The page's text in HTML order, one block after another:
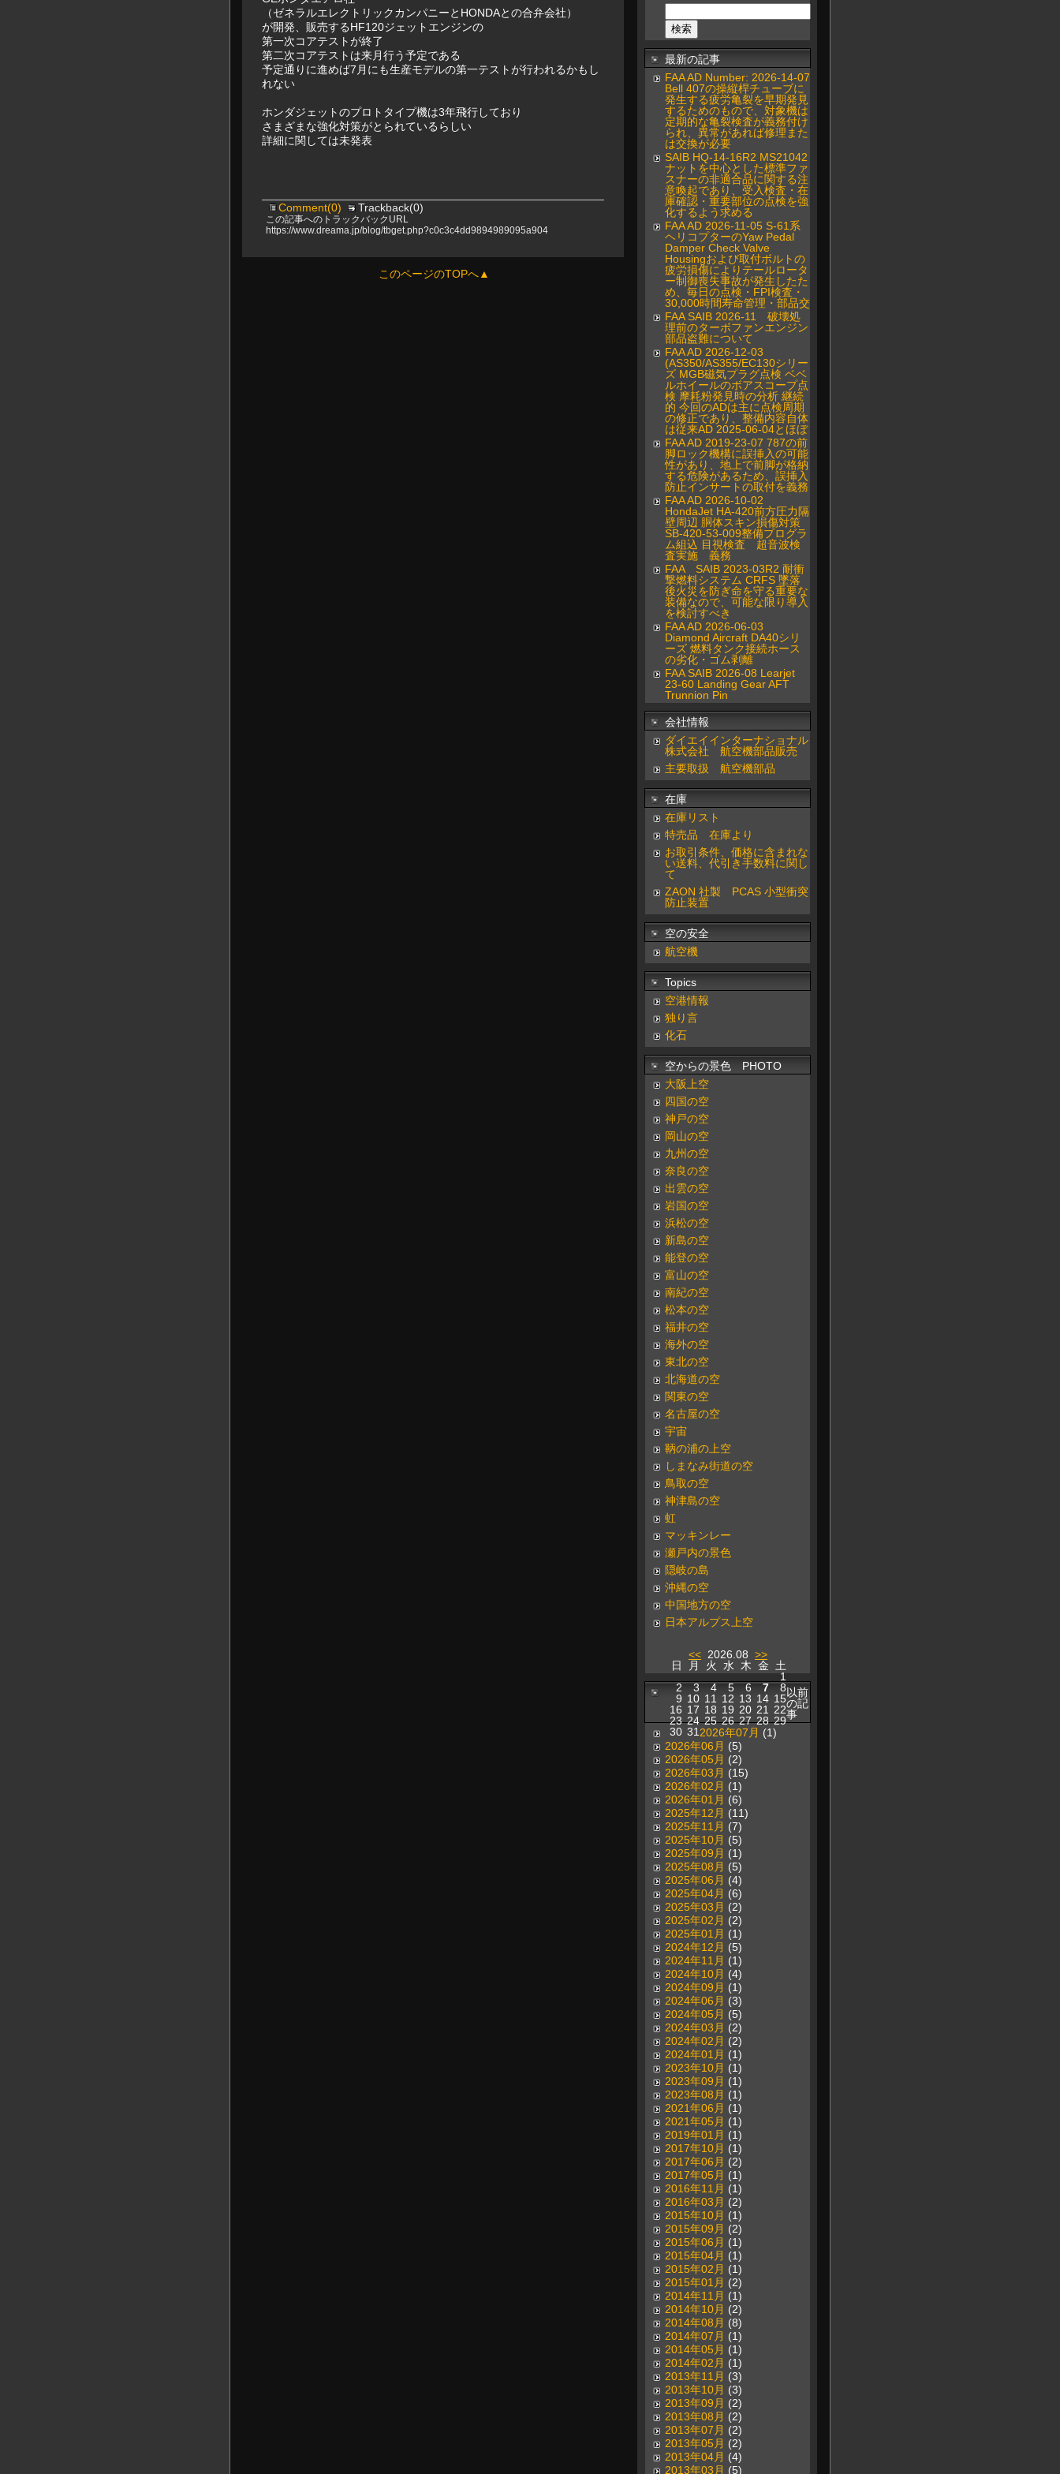
（ゼネラルエレクトリックカンパニーとHONDAとの合弁会社）
が開発、販売するHF120ジェットエンジンの
第一次コアテストが終了
第二次コアテストは来月行う予定である
予定通りに進めば7月にも生産モデルの第一テストが行われるかもし
れない
ホンダジェットのプロトタイプ機は3年飛行しており
さまざまな強化対策がとられているらしい
詳細に関しては未発表
Comment(0) Trackback(0)
この記事へのトラックバックURL
https://www.dreama.jp/blog/tbget.php?c0c3c4dd9894989095a904
このページのTOPへ▲
最新の記事
FAA AD Number: 2026-14-07
Bell 407の操縦桿チューブに
発生する疲労亀裂を早期発見
するためのもので、対象機は
定期的な亀裂検査が義務付け
られ、異常があれば修理また
は交換が必要
SAIB HQ-14-16R2 MS21042
ナットを中心とした標準ファ
スナーの非適合品に関する注
意喚起であり、受入検査・在
庫確認・重要部位の点検を強
化するよう求める
FAA AD 2026-11-05 S-61系
ヘリコプターのYaw Pedal
Damper Check Valve
Housingおよび取付ボルトの
疲労損傷によりテールロータ
ー制御喪失事故が発生したた
め、毎日の点検・FPI検査・
30,000時間寿命管理・部品交
FAA SAIB 2026-11 破壊処
理前のターボファンエンジン
部品盗難について
FAA AD 2026-12-03
(AS350/AS355/EC130シリー
ズ MGB磁気プラグ点検 ベベ
ルホイールのボアスコープ点
検 摩耗粉発見時の分析 継続
的 今回のADは主に点検周期
の修正であり、整備内容自体
は従来AD 2025-06-04とほぼ
FAA AD 2019-23-07 787の前
脚ロック機構に誤挿入の可能
性があり、地上で前脚が格納
する危険があるため、誤挿入
防止インサートの取付を義務
FAA AD 2026-10-02
HondaJet HA-420前方圧力隔
壁周辺 胴体スキン損傷対策
SB-420-53-009整備プログラ
ム組込 目視検査 超音波検
査実施 義務
FAA SAIB 2023-03R2 耐衝
撃燃料システム CRFS 墜落
後火災を防ぎ命を守る重要な
装備なので、可能な限り導入
を検討すべき
FAA AD 2026-06-03
Diamond Aircraft DA40シリ
ーズ 燃料タンク接続ホース
の劣化・ゴム剥離
FAA SAIB 2026-08 Learjet
23-60 Landing Gear AFT
Trunnion Pin
会社情報
ダイエイインターナショナル
株式会社 航空機部品販売
主要取扱 航空機部品
在庫
在庫リスト
特売品 在庫より
お取引条件、価格に含まれな
い送料、代引き手数料に関し
て
ZAON 社製 PCAS 小型衝突
防止装置
空の安全
航空機
Topics
空港情報
独り言
化石
空からの景色 PHOTO
大阪上空
四国の空
神戸の空
岡山の空
九州の空
奈良の空
出雲の空
岩国の空
浜松の空
新島の空
能登の空
富山の空
南紀の空
松本の空
福井の空
海外の空
東北の空
北海道の空
関東の空
名古屋の空
宇宙
鞆の浦の上空
しまなみ街道の空
鳥取の空
神津島の空
虹
マッキンレー
瀬戸内の景色
隠岐の島
沖縄の空
中国地方の空
日本アルプス上空
<< 2026.08 >>
日
2
9
16
23
30
月
3
10
17
24
31
火
4
11
18
25
水
5
12
19
26
木
6
13
20
27
金
7
14
21
28
土
1
8
15
22
29
以前
の記
事
2026年07月 (1)
2026年06月 (5)
2026年05月 (2)
2026年03月 (15)
2026年02月 (1)
2026年01月 (6)
2025年12月 (11)
2025年11月 (7)
2025年10月 (5)
2025年09月 (1)
2025年08月 (5)
2025年06月 (4)
2025年04月 (6)
2025年03月 (2)
2025年02月 (2)
2025年01月 (1)
2024年12月 (5)
2024年11月 (1)
2024年10月 (4)
2024年09月 (1)
2024年06月 (3)
2024年05月 (5)
2024年03月 (2)
2024年02月 (2)
2024年01月 (1)
2023年10月 (1)
2023年09月 (1)
2023年08月 (1)
2021年06月 (1)
2021年05月 (1)
2019年01月 (1)
2017年10月 (1)
2017年06月 (2)
2017年05月 (1)
2016年11月 (1)
2016年03月 (2)
2015年10月 (1)
2015年09月 (2)
2015年06月 (1)
2015年04月 (1)
2015年02月 (1)
2015年01月 (2)
2014年11月 (1)
2014年10月 (2)
2014年08月 (8)
2014年07月 (1)
2014年05月 (1)
2014年02月 (1)
2013年11月 (3)
2013年10月 (3)
2013年09月 (2)
2013年08月 (2)
2013年07月 (2)
2013年05月 (2)
2013年04月 (4)
2013年03月 (5)